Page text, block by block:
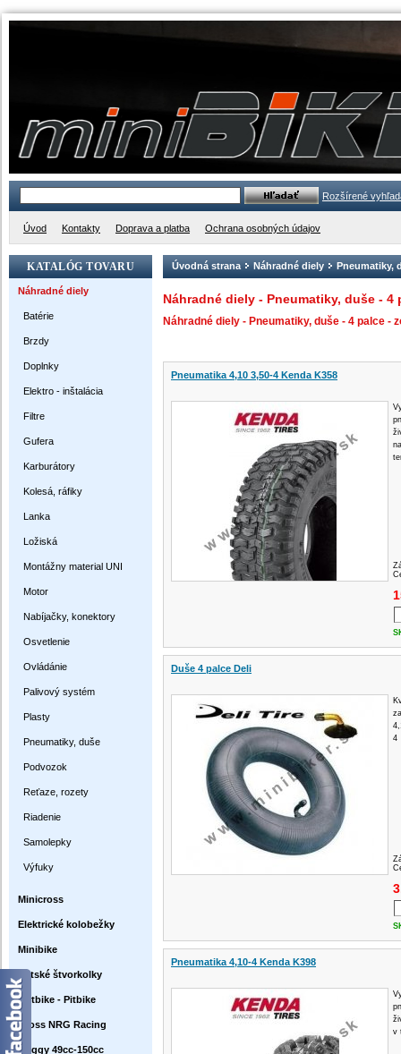
Rozšírené
Úvod Kontakty Doprava a platba Ochrana osobných údajov
KATALÓG TOVARU
Náhradné diely
Batérie
Brzdy
Doplnky
Elektro - inštalácia
Filtre
Gufera
Karburátory
Kolesá, ráfiky
Lanka
Ložiská
Montážny material UNI
Motor
Nabíjačky, konektory
Osvetlenie
Ovládánie
Palivový systém
Plasty
Pneumatiky, duše
Podvozok
Reťaze, rozety
Riadenie
Samolepky
Výfuky
Minicross
Elektrické kolobežky
Minibike
Detské štvorkolky
Dirtbike - Pitbike
Cross NRG Racing
Buggy 49cc-150cc
Úvodná strana Náhradné diely Pneumatiky,
Náhradné diely - Pneumatiky, duše - 4
Náhradné diely - Pneumatiky, duše - 4 palce -
Pneumatika 4,10 3,50-4 Kenda K358
Duše 4 palce Deli
4
Pneumatika 4,10-4 Kenda K398
v